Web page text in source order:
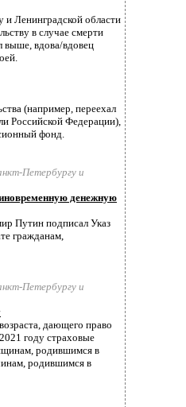
Ленинградской области
в случае смерти
выше, вдова/вдовец
(например, переехал
Российской Федерации),
фонд.
Петербургу и
денежную
Путин подписал Указ
гражданам,
Петербургу и
дающего право
году страховые
родившимся в
родившимся в